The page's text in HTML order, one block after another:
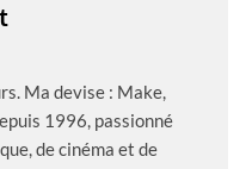
Ma devise : Make,
1996, passionné
de cinéma et de